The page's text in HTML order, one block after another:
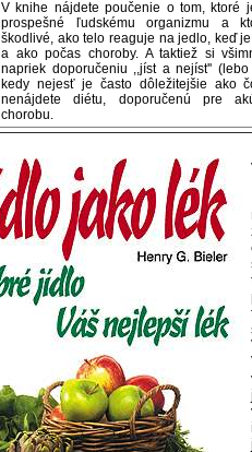
V knihe nájdete poučenie o tom, ktoré
prospešné ľudskému organizmu a
škodlivé, ako telo reaguje na jedlo, keď
a ako počas choroby. A taktiež si
napriek doporučeniu ,,jíst a nejíst''
kedy nejesť je často dôležitejšie ako
nenájdete diétu, doporučenú pre
chorobu.